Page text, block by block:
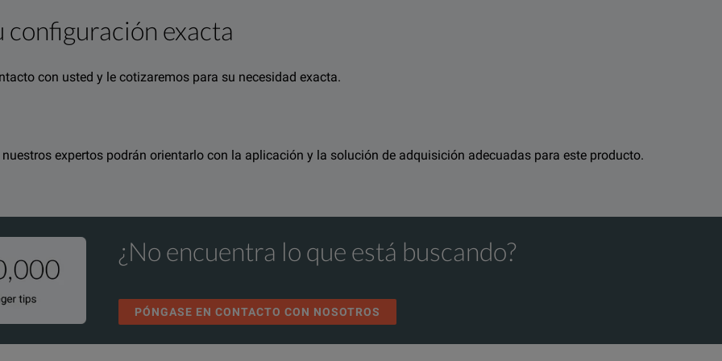
configuración exacta
con usted y le cotizaremos para su necesidad exacta.
nuestros expertos podrán orientarlo con la aplicación y la solución de adquisición adecuadas para este producto.
about this product available online.
recursos relacionados con este producto disponible en línea.
¿No encuentra lo que está buscando?
PÓNGASE EN CONTACTO CON NOSOTROS